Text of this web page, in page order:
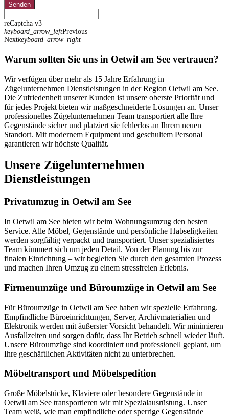
Senden
reCaptcha v3
keyboard_arrow_leftPrevious
Nextkeyboard_arrow_right
Warum sollten Sie uns in Oetwil am See vertrauen?
Wir verfügen über mehr als 15 Jahre Erfahrung in
Zügelunternehmen Dienstleistungen in der Region Oetwil am See.
Die Zufriedenheit unserer Kunden ist unsere oberste Priorität und
für jedes Projekt bieten wir maßgeschneiderte Lösungen an. Unser
professionelles Zügelunternehmen Team transportiert alle Ihre
Gegenstände sicher und platziert sie fehlerlos an Ihrem neuen
Standort. Mit modernem Equipment und geschultem Personal
garantieren wir höchste Qualität.
Unsere Zügelunternehmen
Dienstleistungen
Privatumzug in Oetwil am See
In Oetwil am See bieten wir beim Wohnungsumzug den besten
Service. Alle Möbel, Gegenstände und persönliche Habseligkeiten
werden sorgfältig verpackt und transportiert. Unser spezialisiertes
Team kümmert sich um jeden Detail. Von der Planung bis zur
finalen Einrichtung – wir begleiten Sie durch den gesamten Prozess
und machen Ihren Umzug zu einem stressfreien Erlebnis.
Firmenumzüge und Büroumzüge in Oetwil am See
Für Büroumzüge in Oetwil am See haben wir spezielle Erfahrung.
Empfindliche Büroeinrichtungen, Server, Archivmaterialien und
Elektronik werden mit äußerster Vorsicht behandelt. Wir minimieren
Ausfallzeiten und sorgen dafür, dass Ihr Betrieb schnell wieder läuft.
Unsere Büroumzüge sind koordiniert und professionell geplant, um
Ihre geschäftlichen Aktivitäten nicht zu unterbrechen.
Möbeltransport und Möbelspedition
Große Möbelstücke, Klaviere oder besondere Gegenstände in
Oetwil am See transportieren wir mit Spezialausrüstung. Unser
Team weiß, wie man empfindliche oder sperrige Gegenstände